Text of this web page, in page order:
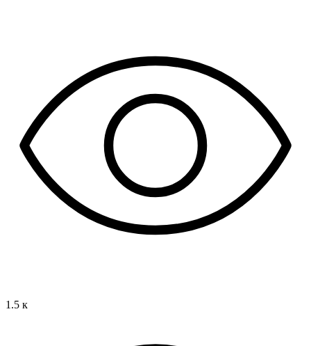
1.5 к